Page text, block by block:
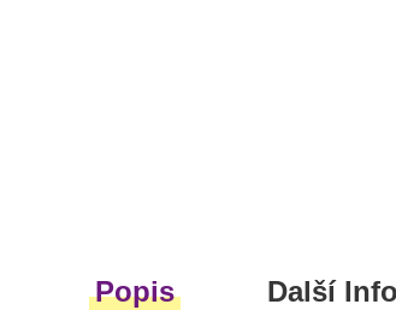
Popis Další